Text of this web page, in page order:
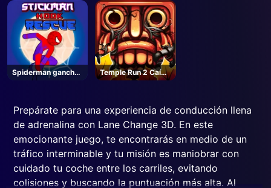
Spiderman gancho
rescate
Temple Run 2 Caída
de la selva
Prepárate para una experiencia de conducción llena
de adrenalina con Lane Change 3D. En este
emocionante juego, te encontrarás en medio de un
tráfico interminable y tu misión es maniobrar con
cuidado tu coche entre los carriles, evitando
colisiones y buscando la puntuación más alta. Al